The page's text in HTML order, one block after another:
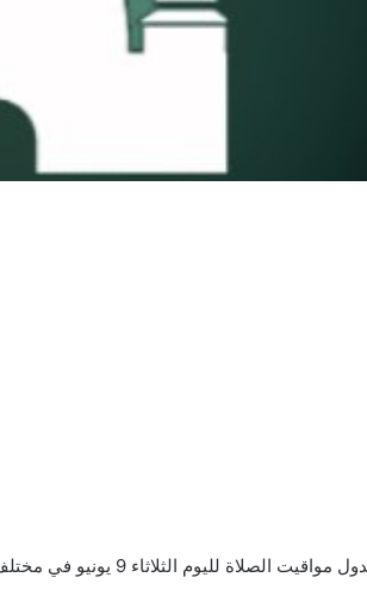
يونيو في مختلف محافظات مصر لتسهيل معرفة أوقات الصلوات.